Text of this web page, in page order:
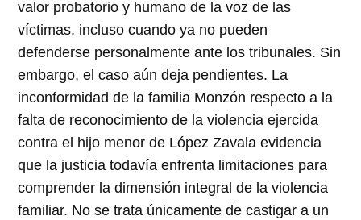
valor probatorio y humano de la voz de las
víctimas, incluso cuando ya no pueden
defenderse personalmente ante los tribunales. Sin
embargo, el caso aún deja pendientes. La
inconformidad de la familia Monzón respecto a la
falta de reconocimiento de la violencia ejercida
contra el hijo menor de López Zavala evidencia
que la justicia todavía enfrenta limitaciones para
comprender la dimensión integral de la violencia
familiar. No se trata únicamente de castigar a un